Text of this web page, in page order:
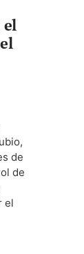
el
de
de
el